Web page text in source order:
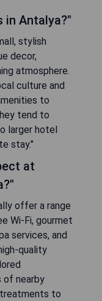
in Antalya?"
stylish
decor,
atmosphere.
culture and
to
tend to
larger hotel
stay."
at
offer a range
Wi-Fi, gourmet
services, and
quality
of nearby
to